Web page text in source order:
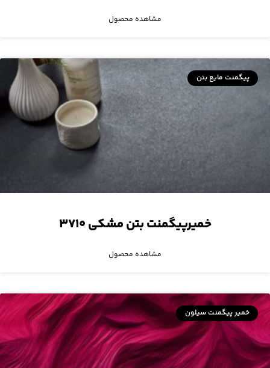
مشاهده محصول
پیگمنت مایع بتن
خمیرپیگمنت بتن مشکی ۳۷۱۰
مشاهده محصول
خمیر پیگمنت سیلون